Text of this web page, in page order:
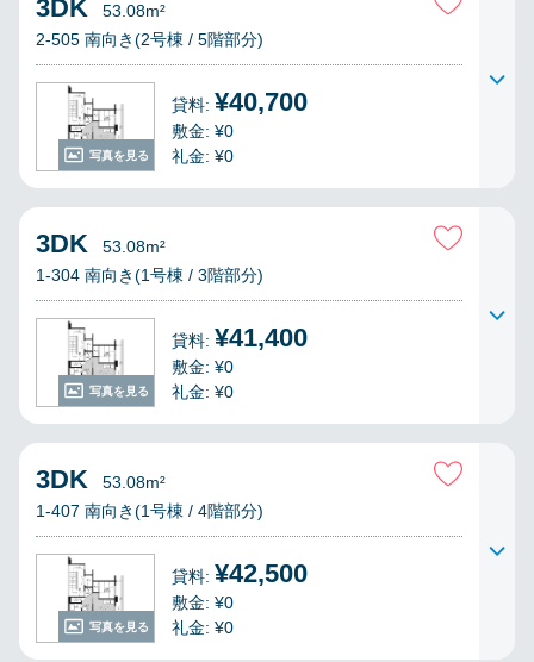
写真を見る
3DK
53.08m²
2-505 南向き(2号棟 / 5階部分)
貸料: ¥40,700
敷金: ¥0
礼金: ¥0
写真を見る
3DK
53.08m²
1-304 南向き(1号棟 / 3階部分)
貸料: ¥41,400
敷金: ¥0
礼金: ¥0
写真を見る
3DK
53.08m²
1-407 南向き(1号棟 / 4階部分)
貸料: ¥42,500
敷金: ¥0
礼金: ¥0